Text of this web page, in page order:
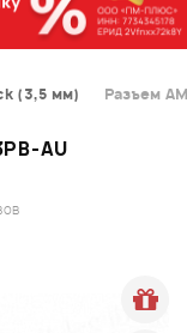
(3,5 мм) Разъем
AU